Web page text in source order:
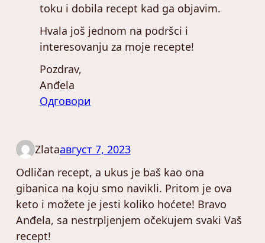
toku i dobila recept kad ga objavim.
Hvala još jednom na podršci i
interesovanju za moje recepte!
Pozdrav,
Anđela
Одговори
Zlataавгуст 7, 2023
Odličan recept, a ukus je baš kao ona
gibanica na koju smo navikli. Pritom je ova
keto i možete je jesti koliko hoćete! Bravo
Anđela, sa nestrpljenjem očekujem svaki Vaš
recept!